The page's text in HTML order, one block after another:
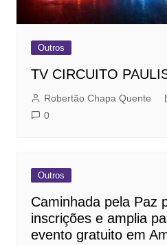
Outros
TV CIRCUITO
Robertão Chapa Quente
0
Outros
Caminhada pela Paz
inscrições e amplia
evento gratuito em